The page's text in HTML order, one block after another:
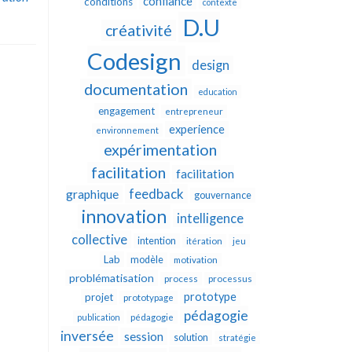
créativité
D.U
Codesign
design
documentation education
engagement
entrepreneur
environnement
experience
expérimentation
facilitation
facilitation
graphique
feedback gouvernance
innovation
intelligence
collective
intention itération jeu
Lab modèle motivation
problématisation process processus
projet prototypage prototype
publication pédagogie
pédagogie
inversée
session solution stratégie